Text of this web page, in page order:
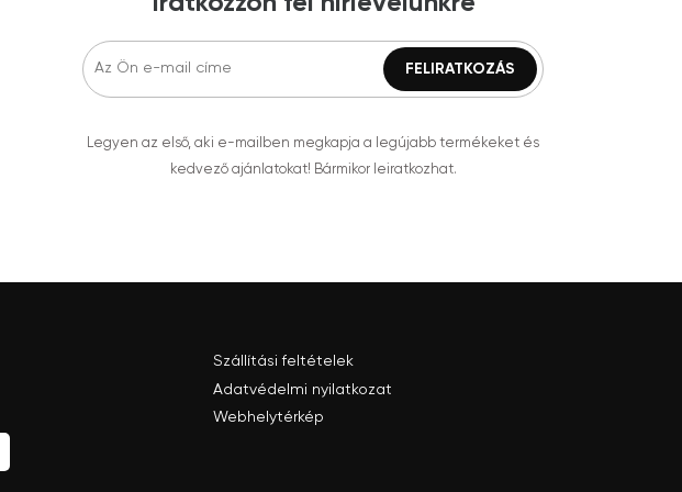
Legyen az első, aki e-mailben megkapja a legújabb termékeket és
kedvező ajánlatokat! Bármikor leiratkozhat.
Szállítási feltételek
Adatvédelmi nyilatkozat
Webhelytérkép